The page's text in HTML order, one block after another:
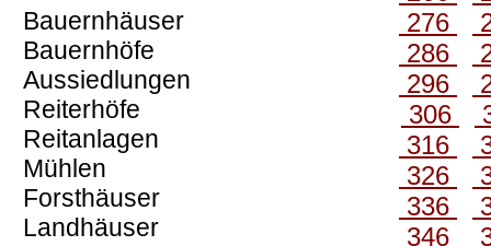
Bauernhäuser
Bauernhöfe
Aussiedlungen
Reiterhöfe
Reitanlagen
Mühlen
Forsthäuser
Landhäuser
276
286
296
306
316
326
336
346